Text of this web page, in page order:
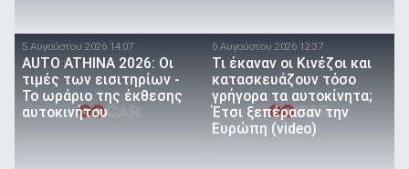
5 Αυγούστου 2026 14:07
AUTO ATHINA 2026: Οι
τιμές των εισιτηρίων -
Το ωράριο της έκθεσης
αυτοκινήτου
6 Αυγούστου 2026 12:37
Τι έκαναν οι Κινέζοι και
κατασκευάζουν τόσο
γρήγορα τα αυτοκίνητα;
Έτσι ξεπέρασαν την
Ευρώπη (video)